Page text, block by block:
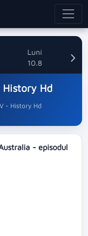
Luni
10.8
Hd
- History Hd
- episodul